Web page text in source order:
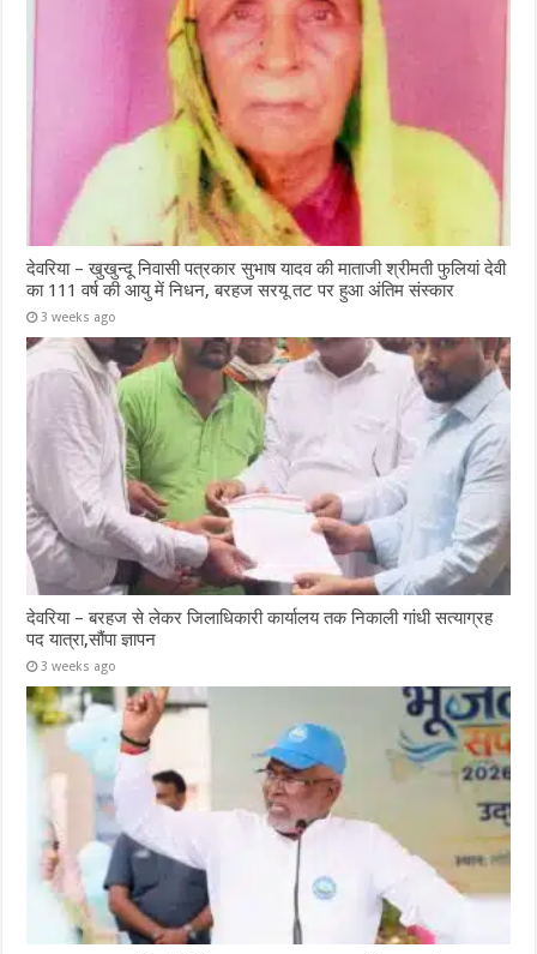
देवरिया – खुखुन्दू निवासी पत्रकार सुभाष यादव की माताजी श्रीमती फुलियां देवी
का 111 वर्ष की आयु में निधन, बरहज सरयू तट पर हुआ अंतिम संस्कार
3 weeks ago
देवरिया – बरहज से लेकर जिलाधिकारी कार्यालय तक निकाली गांधी सत्याग्रह
पद यात्रा,सौंपा ज्ञापन
3 weeks ago